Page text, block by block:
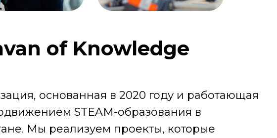
of Knowledge
основанная в 2020 году и работающая
STEAM-образования в
Мы реализуем проекты, которые